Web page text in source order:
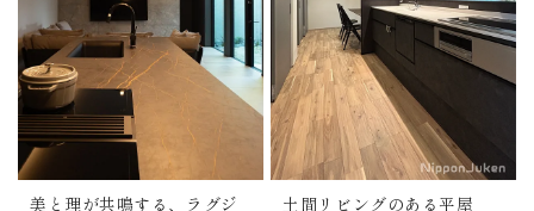
美と理が共鳴する、ラグジ
土間リビングのある平屋